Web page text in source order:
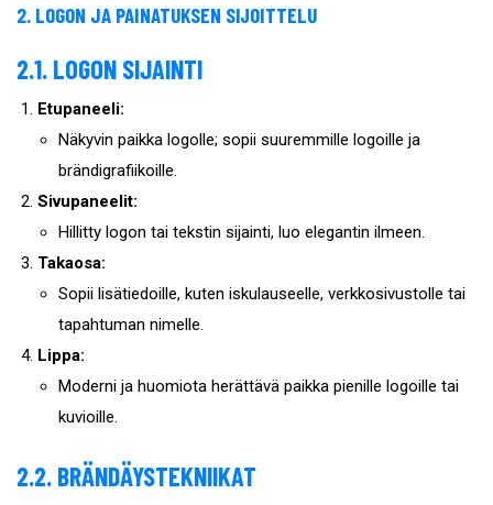
2. LOGON JA PAINATUKSEN SIJOITTELU
2.1. LOGON SIJAINTI
Etupaneeli:
Näkyvin paikka logolle; sopii suuremmille logoille ja
brändigrafiikoille.
Sivupaneelit:
Hillitty logon tai tekstin sijainti, luo elegantin ilmeen.
Takaosa:
Sopii lisätiedoille, kuten iskulauseelle, verkkosivustolle tai
tapahtuman nimelle.
Lippa:
Moderni ja huomiota herättävä paikka pienille logoille tai
kuvioille.
2.2. BRÄNDÄYSTEKNIIKAT